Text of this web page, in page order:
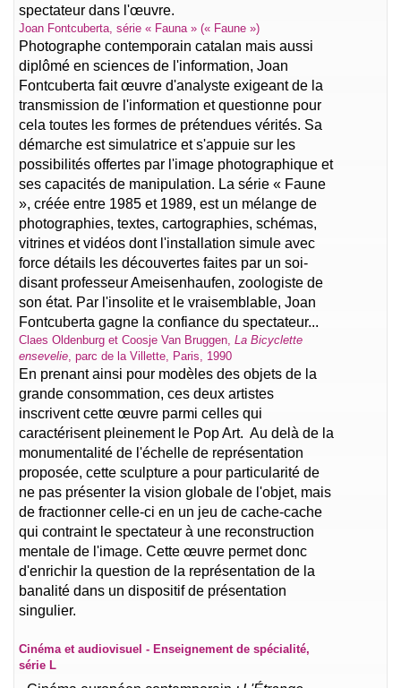
spectateur dans l'œuvre.
Joan Fontcuberta, série « Fauna » (« Faune »)
Photographe contemporain catalan mais aussi
diplômé en sciences de l'information, Joan
Fontcuberta fait œuvre d'analyste exigeant de la
transmission de l'information et questionne pour
cela toutes les formes de prétendues vérités. Sa
démarche est simulatrice et s'appuie sur les
possibilités offertes par l'image photographique et
ses capacités de manipulation. La série « Faune
», créée entre 1985 et 1989, est un mélange de
photographies, textes, cartographies, schémas,
vitrines et vidéos dont l'installation simule avec
force détails les découvertes faites par un soi-
disant professeur Ameisenhaufen, zoologiste de
son état. Par l'insolite et le vraisemblable, Joan
Fontcuberta gagne la confiance du spectateur...
Claes Oldenburg et Coosje Van Bruggen, La Bicyclette
ensevelie , parc de la Villette, Paris, 1990
En prenant ainsi pour modèles des objets de la
grande consommation, ces deux artistes
inscrivent cette œuvre parmi celles qui
caractérisent pleinement le Pop Art. Au delà de la
monumentalité de l'échelle de représentation
proposée, cette sculpture a pour particularité de
ne pas présenter la vision globale de l'objet, mais
de fractionner celle-ci en un jeu de cache-cache
qui contraint le spectateur à une reconstruction
mentale de l'image. Cette œuvre permet donc
d'enrichir la question de la représentation de la
banalité dans un dispositif de présentation
singulier.
Cinéma et audiovisuel - Enseignement de spécialité,
série L